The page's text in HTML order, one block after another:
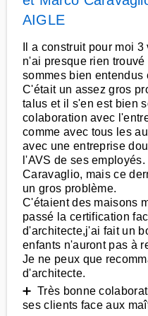
AIGLE
Il a construit pour moi
n'ai presque rien
sommes bien entendus
C'était un assez gros
talus et il s'en est bien
colaboration avec
comme avec tous les
avec une entreprise
l'AVS de ses
Caravaglio, mais ce
un gros problème.
C'étaient des maisons
passé la certification
d'architecte,j'ai fait un
enfants n'auront pas à
Je ne peux que
d'architecte.
➕ Très bonne
ses clients face aux